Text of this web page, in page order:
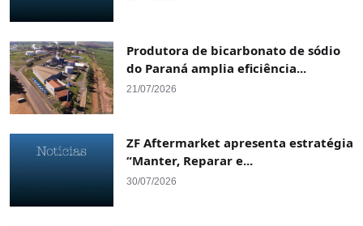
Produtora de bicarbonato de sódio
do Paraná amplia eficiência...
21/07/2026
ZF Aftermarket apresenta estratégia
“Manter, Reparar e...
30/07/2026